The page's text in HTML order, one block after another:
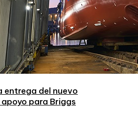
entrega del nuevo
para Briggs